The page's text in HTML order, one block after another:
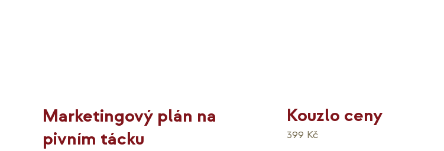
Marketingový plán na
pivním tácku
Kouzlo ceny
399 Kč